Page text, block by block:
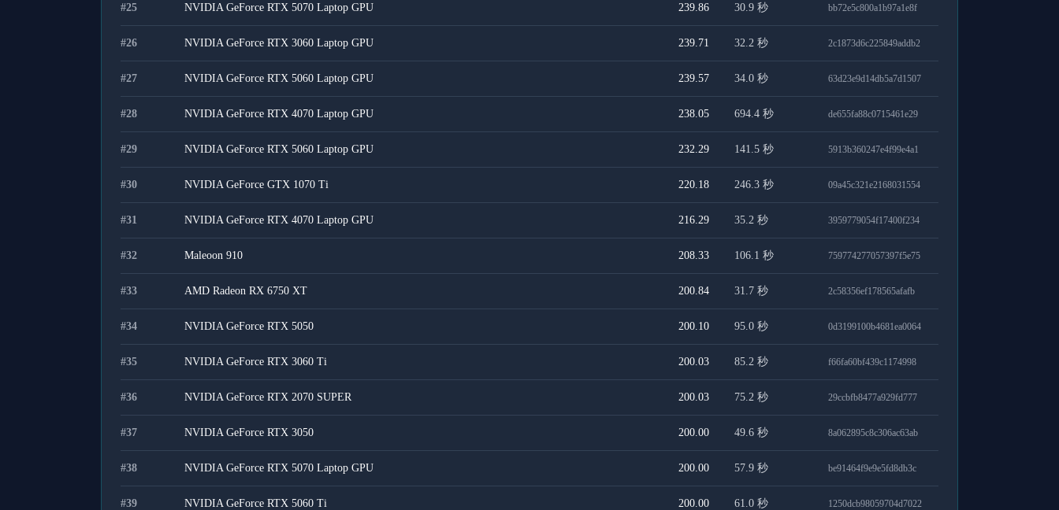
#25 NVIDIA GeForce RTX 5070 Laptop GPU 239.86 30.9 秒 bb72e5c800a1b97a1e8f
#26 NVIDIA GeForce RTX 3060 Laptop GPU 239.71 32.2 秒 2c1873d6c225849addb2
#27 NVIDIA GeForce RTX 5060 Laptop GPU 239.57 34.0 秒 63d23e9d14db5a7d1507
#28 NVIDIA GeForce RTX 4070 Laptop GPU 238.05 694.4 秒 de655fa88c0715461e29
#29 NVIDIA GeForce RTX 5060 Laptop GPU 232.29 141.5 秒 5913b360247e4f99e4a1
#30 NVIDIA GeForce GTX 1070 Ti 220.18 246.3 秒 09a45c321e2168031554
#31 NVIDIA GeForce RTX 4070 Laptop GPU 216.29 35.2 秒 3959779054f17400f234
#32 Maleoon 910 208.33 106.1 秒 759774277057397f5e75
#33 AMD Radeon RX 6750 XT 200.84 31.7 秒 2c58356ef178565afafb
#34 NVIDIA GeForce RTX 5050 200.10 95.0 秒 0d3199100b4681ea0064
#35 NVIDIA GeForce RTX 3060 Ti 200.03 85.2 秒 f66fa60bf439c1174998
#36 NVIDIA GeForce RTX 2070 SUPER 200.03 75.2 秒 29ccbfb8477a929fd777
#37 NVIDIA GeForce RTX 3050 200.00 49.6 秒 8a062895c8c306ac63ab
#38 NVIDIA GeForce RTX 5070 Laptop GPU 200.00 57.9 秒 be91464f9e9e5fd8db3c
#39 NVIDIA GeForce RTX 5060 Ti 200.00 61.0 秒 1250dcb98059704d7022